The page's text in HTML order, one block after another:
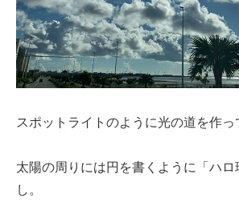
スポットライトのように光の道を作っ
太陽の周りには円を書くように「ハロ
し。